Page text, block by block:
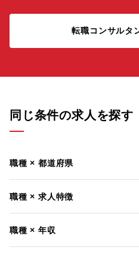
転職コンサルタ
同じ条件の求人を探す
職種 × 都道府県
職種 × 求人特徴
職種 × 年収